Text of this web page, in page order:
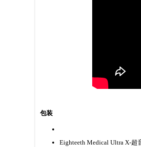
包装
Eighteeth Medical Ultra X-